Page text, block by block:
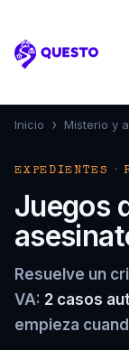
Questo
Inicio › Misterio y
EXPEDIENTES ·
Juegos
Resuelve un
VA: 2 casos
empieza